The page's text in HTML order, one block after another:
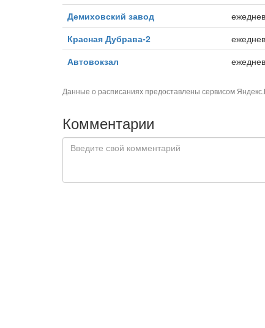
Демиховский завод
Красная Дубрава-2
Автовокзал
Данные о расписаниях предоставлены сервисом
Комментарии